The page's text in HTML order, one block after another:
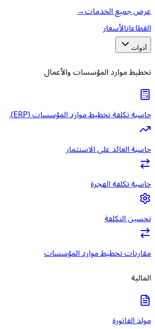
عرض جميع الخدمات→
القطاعاتالأسعار
أدوات
تخطيط موارد المؤسسات والأعمال
حاسبة تكلفة تخطيط موارد المؤسسات (ERP).
حاسبة العائد على الاستثمار
حاسبة تكلفة الهجرة
تحسين التكلفة
مقارنات تخطيط موارد المؤسسات
المالية
مولد الفاتورة